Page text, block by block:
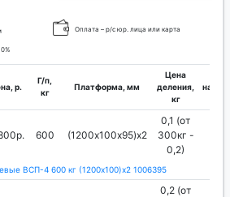
Оплата – р/с юр. лица или карта
р.
Г/п,
кг
Платформа, мм
Цена
деления,
кг
600 (1200х100х95)х2
0,1 (от
300кг -
0,2)
ВСП-4 600 кг (1200х100)х2 1006395
0,2 (от